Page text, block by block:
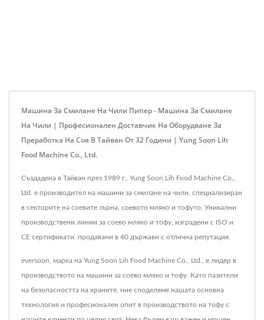
Машина За Смилане На Чили Пипер - Машина За Смилане
На Чили | Професионален Доставчик На Оборудване За
Преработка На Соя В Тайван От 32 Години | Yung Soon Lih
Food Machine Co., Ltd.
Създадена в Тайван през 1989 г., Yung Soon Lih Food Machine Co.,
Ltd. е производител на машини за смилане на чили, специализиран
в секторите на соевите зърна, соевото мляко и тофуто. Уникални
производствени линии за соево мляко и тофу, изградени с ISO и
CE сертификати, продавани в 40 държави с отлична репутация.
eversoon, марка на Yung Soon Lih Food Machine Co., Ltd., е лидер в
производството на машини за соево мляко и тофу. Като пазители
на безопасността на храните, ние споделяме нашата основна
технология и професионален опит в производството на тофу с